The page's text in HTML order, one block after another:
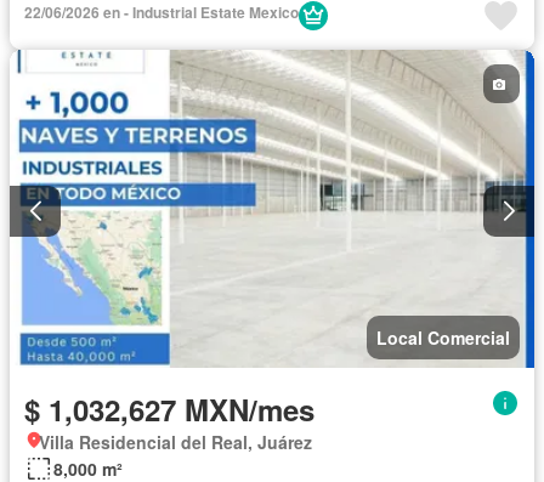
22/06/2026 en - Industrial Estate Mexico
Local Comercial
$ 1,032,627 MXN/mes
Villa Residencial del Real, Juárez
8,000 m²